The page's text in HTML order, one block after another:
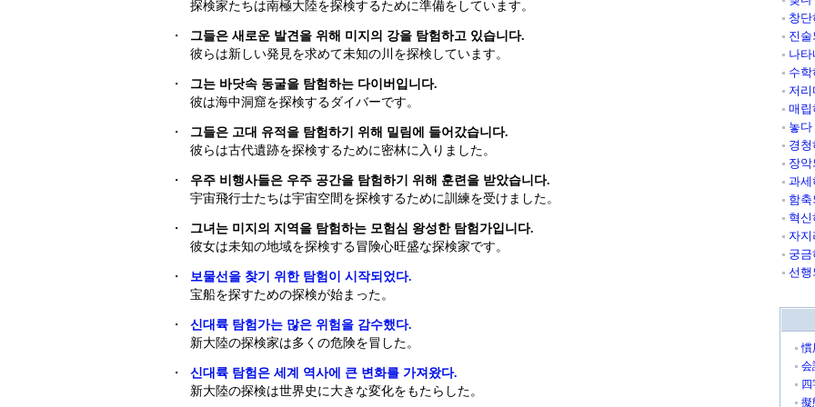
探検家たちは南極大陸を探検するために準備をしています。
・
그들은 새로운 발견을 위해 미지의 강을 탐험하고 있습니다.
彼らは新しい発見を求めて未知の川を探検しています。
・
그는 바닷속 동굴을 탐험하는 다이버입니다.
彼は海中洞窟を探検するダイバーです。
・
그들은 고대 유적을 탐험하기 위해 밀림에 들어갔습니다.
彼らは古代遺跡を探検するために密林に入りました。
・
우주 비행사들은 우주 공간을 탐험하기 위해 훈련을 받았습니다.
宇宙飛行士たちは宇宙空間を探検するために訓練を受けました。
・
그녀는 미지의 지역을 탐험하는 모험심 왕성한 탐험가입니다.
彼女は未知の地域を探検する冒険心旺盛な探検家です。
・
보물선을 찾기 위한 탐험이 시작되었다.
宝船を探すための探検が始まった。
・
신대륙 탐험가는 많은 위험을 감수했다.
新大陸の探検家は多くの危険を冒した。
・
신대륙 탐험은 세계 역사에 큰 변화를 가져왔다.
新大陸の探検は世界史に大きな変化をもたらした。
창
진
나
수
저
매립
놓
경
장
과세
함
혁
자지
궁
선행
慣
会
擬